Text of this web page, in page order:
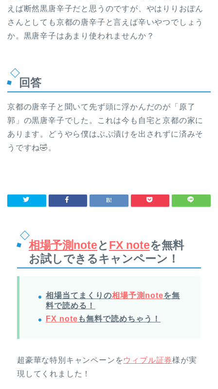
えば断然黒唐辛子だと思うのですが、やはりりおぽん
さんとしても京都の唐辛子と言えば辛いやつでしょう
か。黒唐辛子はあまり使われませんか？
回答
京都の唐辛子と聞いて先ず頭に浮かんだのが「原了
郭」の黒唐辛子でした。これは今も自宅と京都の家に
あります。どうやら僕はぶぶ漬けを出されずに済みそ
うですね🤣。
相場予測noteとFX noteを無料
お試しできるキャンペーン！
相場当てまくりの相場予測noteを無
料で読める！
FX note も無料で読めちゃう！
超豪華な特別キャンペーンを ウィブル証券様が実
現してくれました！